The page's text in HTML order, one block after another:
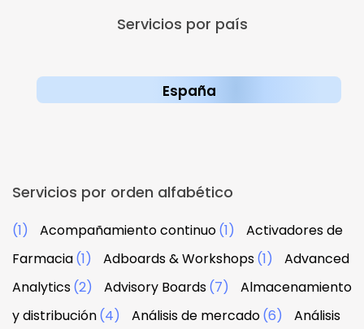
Servicios por país
España
Servicios por orden alfabético
(1) Acompañamiento continuo(1)
Activadores de
Farmacia(1) Adboards & Workshops(1)
Advanced
Analytics(2) Advisory Boards(7)
Almacenamiento
y distribución(4) Análisis de mercado(6)
Análisis